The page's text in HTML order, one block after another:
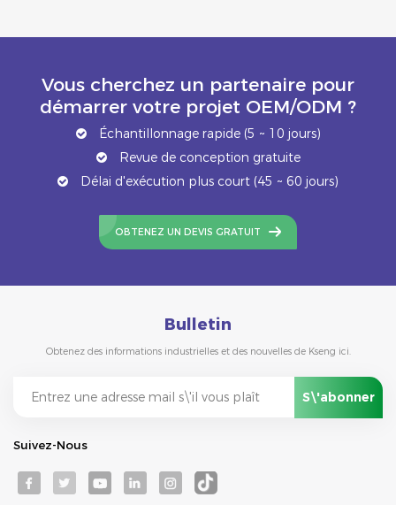
Vous cherchez un partenaire pour
démarrer votre projet OEM/ODM ?
Échantillonnage rapide (5 ~ 10 jours)
Revue de conception gratuite
Délai d'exécution plus court (45 ~ 60 jours)
OBTENEZ UN DEVIS GRATUIT
Bulletin
Obtenez des informations industrielles et des nouvelles de Kseng ici.
Suivez-Nous